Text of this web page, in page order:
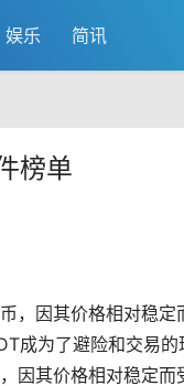
娱乐 简讯
榜单
，因其价格相对稳
成为了避险和交易的
因其价格相对稳定